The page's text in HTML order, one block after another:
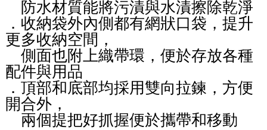
防水材質能將污漬與水漬擦除乾淨
．收納袋外內側都有網狀口袋，提升
更多收納空間，
側面也附上織帶環，便於存放各種
配件與用品
．頂部和底部均採用雙向拉鍊，方便
開合外，
兩個提把好抓握便於攜帶和移動